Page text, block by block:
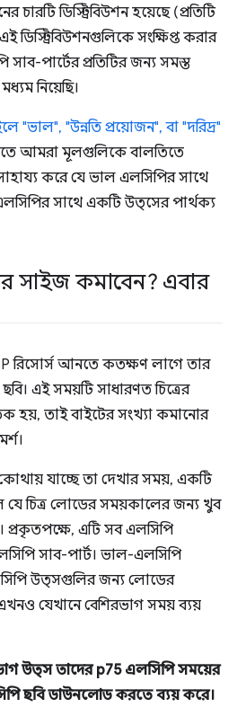
চারটি ডিস্ট্রিবিউশন হয়েছে (প্রতিটি
ডিস্ট্রিবিউশনগুলিকে সংক্ষিপ্ত করার
পার্টের প্রতিটির জন্য সমস্ত
নিয়েছি।
"ভাল", "উন্নতি প্রয়োজন", বা "দরিদ্র"
আমরা মূলগুলিকে বালতিতে
করে যে ভাল এলসিপির সাথে
সাথে একটি উত্সের পার্থক্য
সাইজ কমাবেন? এবার
আনতে কতক্ষণ লাগে তার
এই সময়টি সাধারণত চিত্রের
হয়, তাই বাইটের সংখ্যা কমানোর
যাচ্ছে তা দেখার সময়, একটি
যে চিত্র লোডের সময়কালের জন্য খুব
প্রকৃতপক্ষে, এটি সব এলসিপি
সাব-পার্ট। ভাল-এলসিপি
উত্সগুলির জন্য লোডের
যেখানে বেশিরভাগ সময় ব্যয়
উত্স তাদের p75 এলসিপি সময়ের
ছবি ডাউনলোড করতে ব্যয় করে।